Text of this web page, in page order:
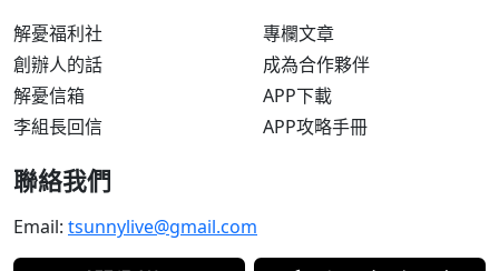
解憂福利社
創辦人的話
解憂信箱
李組長回信
專欄文章
成為合作夥伴
APP下載
APP攻略手冊
聯絡我們
Email: tsunnylive@gmail.com